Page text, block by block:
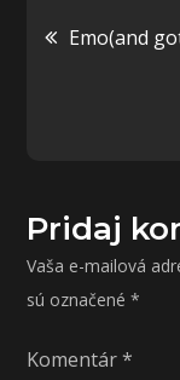
Emo(and
Pridaj
Vaša e-mailová
sú označené*
Komentár*